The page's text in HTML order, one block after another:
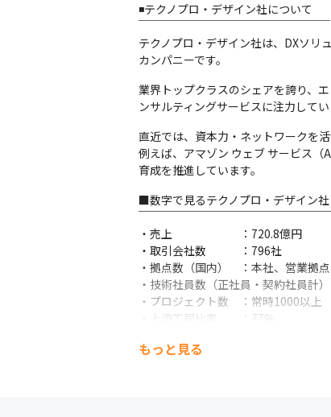
◾️テクノプロ・デザイン社について
￣￣￣￣￣￣￣￣￣￣￣￣￣￣￣￣￣
テクノプロ・デザイン社は、DXソリ
カンパニーです。
業界トップクラスのシェアを誇り、
ンサルティングサービスに注力してい
直近では、資本力・ネットワークを
例えば、アマゾン ウェブ サービス（
育成を推進しています。
■数字で見るテクノプロ・デザイン社
￣￣￣￣￣￣￣￣￣￣￣￣￣￣￣￣
・売上　　　　　　：720.8億円
・取引会社数　　　：796社
・拠点数（国内）　：本社、営業拠
・技術社員数（正社員・契約社員計
・プロジェクト数　：常時1000以上
・上流工程比率　　：77%
・研修受講人数　　：140,874名
もっと見る